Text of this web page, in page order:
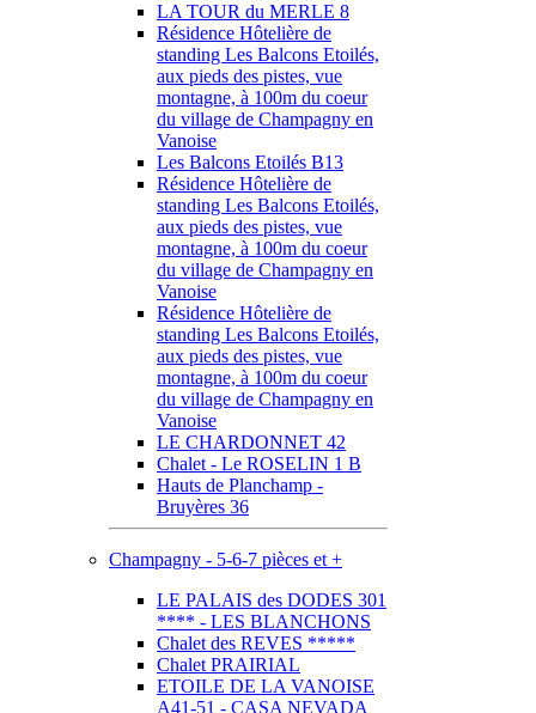
LA TOUR du MERLE 8
Résidence Hôtelière de
standing Les Balcons Etoilés,
aux pieds des pistes, vue
montagne, à 100m du coeur
du village de Champagny en
Vanoise
Les Balcons Etoilés B13
Résidence Hôtelière de
standing Les Balcons Etoilés,
aux pieds des pistes, vue
montagne, à 100m du coeur
du village de Champagny en
Vanoise
Résidence Hôtelière de
standing Les Balcons Etoilés,
aux pieds des pistes, vue
montagne, à 100m du coeur
du village de Champagny en
Vanoise
LE CHARDONNET 42
Chalet - Le ROSELIN 1 B
Hauts de Planchamp -
Bruyères 36
Champagny - 5-6-7 pièces et +
LE PALAIS des DODES 301
**** - LES BLANCHONS
Chalet des REVES *****
Chalet PRAIRIAL
ETOILE DE LA VANOISE
A41-51 - CASA NEVADA